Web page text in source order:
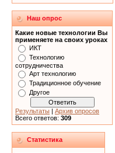
Наш опрос
Какие новые технологии Вы
применяете на своих уроках
ИКТ
Технологию
сотрудничества
Арт технологию
Традиционное обучение
Другое
Результаты | Архив опросов
Всего ответов: 309
Статистика